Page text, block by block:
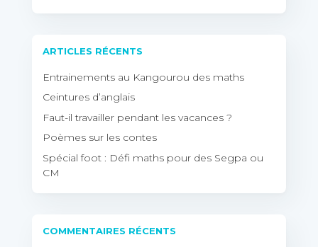
ARTICLES RÉCENTS
Entrainements au Kangourou des maths
Ceintures d’anglais
Faut-il travailler pendant les vacances ?
Poèmes sur les contes
Spécial foot : Défi maths pour des Segpa ou
CM
COMMENTAIRES RÉCENTS